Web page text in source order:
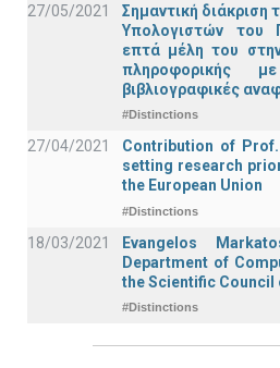
27/05/2021
Σημαντική
Υπολογιστών του
επτά μέλη του
πληροφορικής
βιβλιογραφικές
#Distinctions
27/04/2021
Contribution of
setting research
the European Union
#Distinctions
18/03/2021
Evangelos
Department of
the Scientific Council
#Distinctions